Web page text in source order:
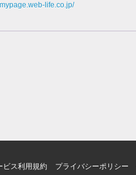
life.co.jp/
ビス利用規約 プライバシーポリシー